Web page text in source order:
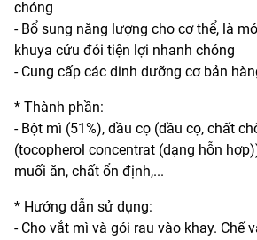
chóng
- Bổ sung năng lượng cho cơ thể, là
khuya cứu đói tiện lợi nhanh chóng
- Cung cấp các dinh dưỡng cơ bản
* Thành phần:
- Bột mì (51%), dầu cọ (dầu cọ, chất
(tocopherol concentrat (dạng hỗn
muối ăn, chất ổn định,...
* Hướng dẫn sử dụng:
- Cho vắt mì và gói rau vào khay. Chế